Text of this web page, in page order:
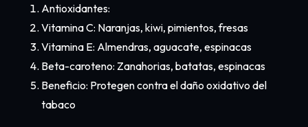
Antioxidantes:
Vitamina C: Naranjas, kiwi, pimientos, fresas
Vitamina E: Almendras, aguacate, espinacas
Beta-caroteno: Zanahorias, batatas, espinacas
Beneficio: Protegen contra el daño oxidativo del
tabaco